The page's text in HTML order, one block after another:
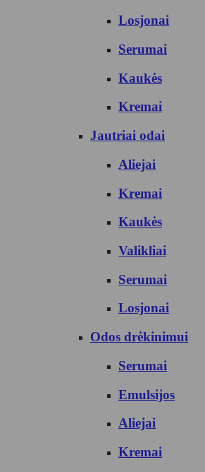
Losjonai
Serumai
Kaukės
Kremai
Jautriai odai
Aliejai
Kremai
Kaukės
Valikliai
Serumai
Losjonai
Odos drėkinimui
Serumai
Emulsijos
Aliejai
Kremai